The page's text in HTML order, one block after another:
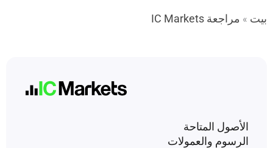
بيت » مراجعة IC Markets
الأصول المتاحة
الرسوم والعمولات